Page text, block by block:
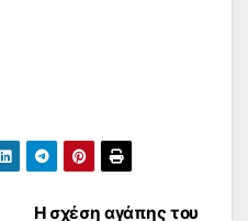
Η σχέση αγάπης του